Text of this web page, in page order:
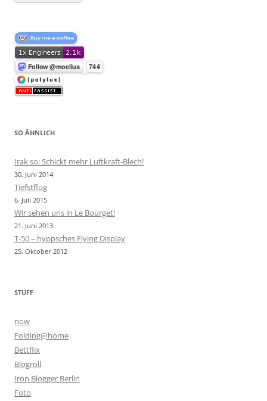
SO ÄHNLICH
Irak so: Schickt mehr Luftkraft-Blech!
30. Juni 2014
Tiefstflug
6. Juli 2015
Wir sehen uns in Le Bourget!
21. Juni 2013
T-50 – hyppsches Flying Display
25. Oktober 2012
STUFF
now
Folding@home
Bettflix
Blogroll
Iron Blogger Berlin
Foto